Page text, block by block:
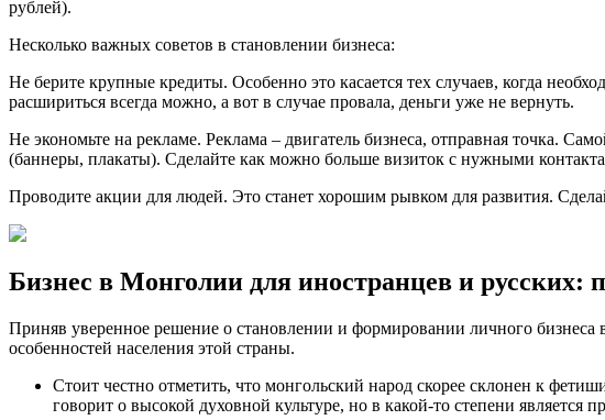
рублей).
Несколько важных советов в становлении бизнеса:
Не берите крупные кредиты. Особенно это касается тех случаев, когда
расшириться всегда можно, а вот в случае провала, деньги уже не вернуть.
Не экономьте на рекламе. Реклама – двигатель бизнеса, отправная точка.
(баннеры, плакаты). Сделайте как можно больше визиток с нужными
Проводите акции для людей. Это станет хорошим рывком для развития.
Бизнес в Монголии для иностранцев и русских:
Приняв уверенное решение о становлении и формировании личного бизнеса
особенностей населения этой страны.
Стоит честно отметить, что монгольский народ скорее склонен к
говорит о высокой духовной культуре, но в какой-то степени